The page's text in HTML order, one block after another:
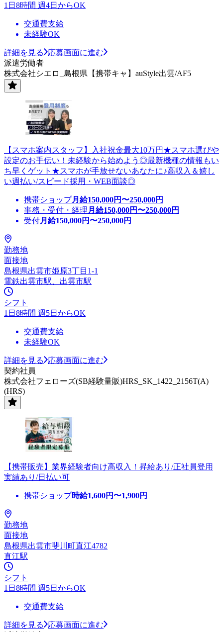
1日8時間 週4日からOK
交通費支給
未経験OK
詳細を見る
応募画面に進む
派遣労働者
株式会社シエロ_島根県【携帯キャ】auStyle出雲/AF5
【スマホ案内スタッフ】入社祝金最大10万円★スマホ選びや
設定のお手伝い！未経験から始めよう◎最新機種の情報もい
ち早くゲット★スマホが手放せないあなたに♪高収入＆嬉し
い週払い/スピード採用・WEB面談◎
携帯ショップ月給150,000円〜250,000円
事務・受付・経理 月給150,000円〜250,000円
受付月給150,000円〜250,000円
勤務地
面接地
島根県出雲市姫原3丁目1-1
電鉄出雲市駅、出雲市駅
シフト
1日8時間 週5日からOK
交通費支給
未経験OK
詳細を見る
応募画面に進む
契約社員
株式会社フェローズ(SB経験量販)HRS_SK_1422_2156T(A)
(HRS)
【携帯販売】業界経験者向け高収入！昇給あり/正社員登用
実績あり/日払い可
携帯ショップ時給1,600円〜1,900円
勤務地
面接地
島根県出雲市斐川町直江4782
直江駅
シフト
1日8時間 週5日からOK
交通費支給
詳細を見る
応募画面に進む